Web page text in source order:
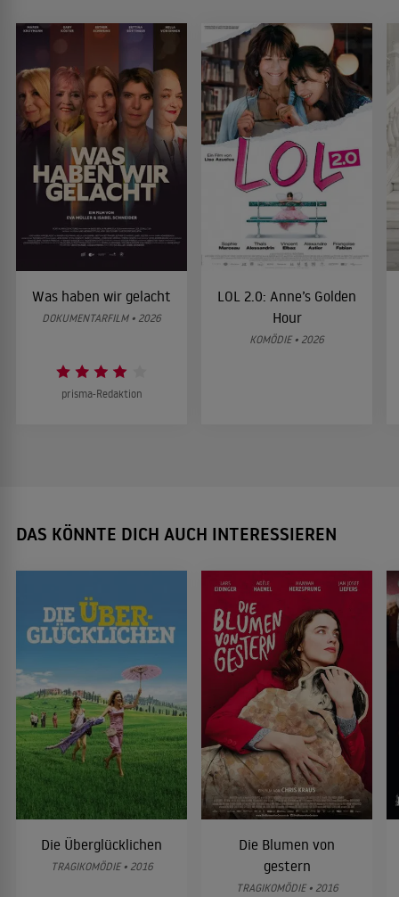
Was haben wir gelacht
DOKUMENTARFILM • 2026
prisma-Redaktion
LOL 2.0: Anne’s Golden
Hour
KOMÖDIE • 2026
DAS KÖNNTE DICH AUCH INTERESSIEREN
Die Überglücklichen
TRAGIKOMÖDIE • 2016
Die Blumen von
gestern
TRAGIKOMÖDIE • 2016